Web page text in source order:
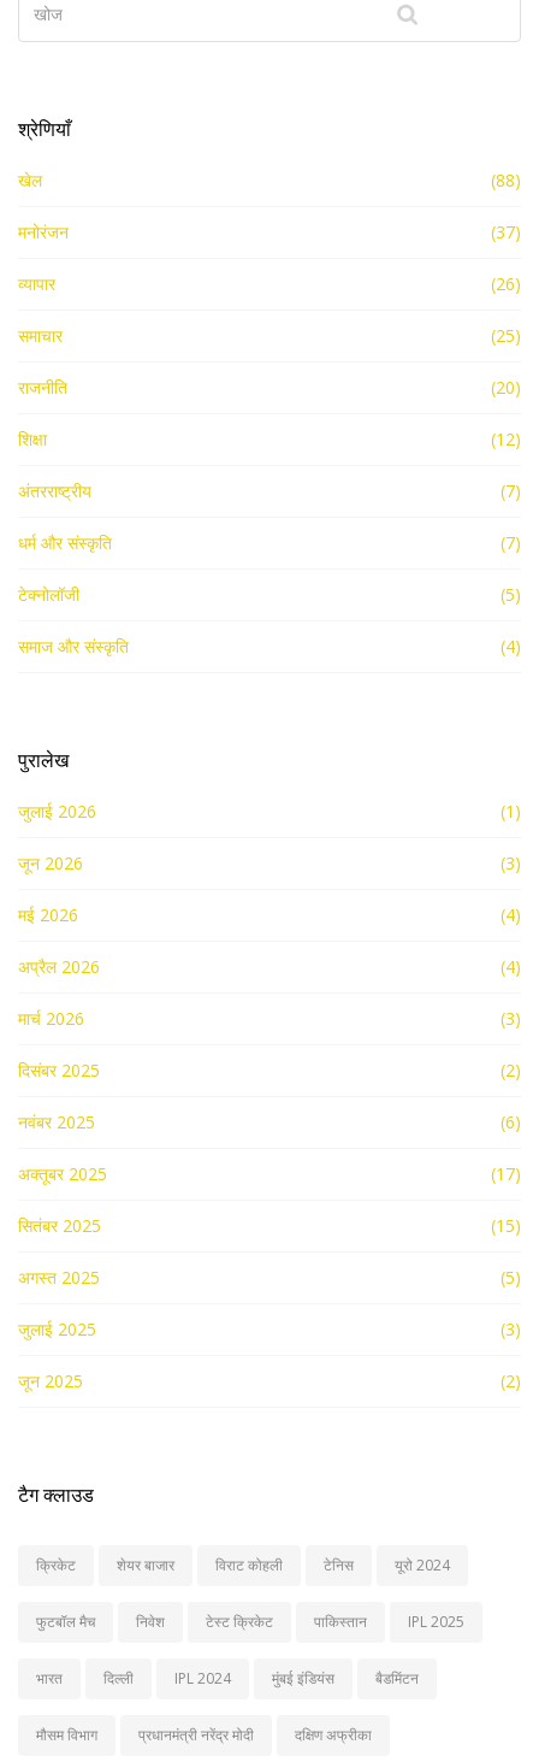
श्रेणियाँ
खेल (88)
मनोरंजन (37)
व्यापार (26)
समाचार (25)
राजनीति (20)
शिक्षा (12)
अंतरराष्ट्रीय (7)
धर्म और संस्कृति (7)
टेक्नोलॉजी (5)
समाज और संस्कृति (4)
पुरालेख
जुलाई 2026 (1)
जून 2026 (3)
मई 2026 (4)
अप्रैल 2026 (4)
मार्च 2026 (3)
दिसंबर 2025 (2)
नवंबर 2025 (6)
अक्तूबर 2025 (17)
सितंबर 2025 (15)
अगस्त 2025 (5)
जुलाई 2025 (3)
जून 2025 (2)
टैग क्लाउड
क्रिकेट शेयर बाजार विराट कोहली टेनिस यूरो 2024
फुटबॉल मैच निवेश टेस्ट क्रिकेट पाकिस्तान IPL 2025
भारत दिल्ली IPL 2024 मुंबई इंडियंस बैडमिंटन
मौसम विभाग प्रधानमंत्री नरेंद्र मोदी दक्षिण अफ्रीका